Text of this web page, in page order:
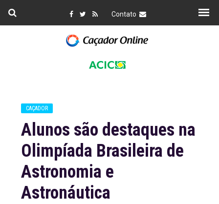
Contato
CAÇADOR
Alunos são destaques na
Olimpíada Brasileira de
Astronomia e
Astronáutica